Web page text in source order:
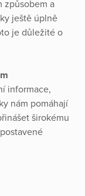
způsobem a
ještě úplně
je důležité o
informace,
nám pomáhají
širokému